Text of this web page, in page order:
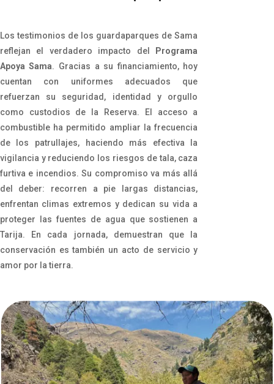
Los testimonios de los guardaparques de Sama
reflejan el verdadero impacto del
Programa
Apoya Sama. Gracias a su financiamiento, hoy
cuentan con uniformes adecuados que
refuerzan su seguridad, identidad y orgullo
como custodios de la Reserva. El acceso a
combustible ha permitido ampliar la frecuencia
de los patrullajes, haciendo más efectiva la
vigilancia y reduciendo los riesgos de tala, caza
furtiva e incendios. Su compromiso va más allá
del deber: recorren a pie largas distancias,
enfrentan climas extremos y dedican su vida a
proteger las fuentes de agua que sostienen a
Tarija. En cada jornada, demuestran que la
conservación es también un acto de servicio y
amor por la tierra.